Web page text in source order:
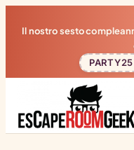
Il nostro sesto
PARTY25